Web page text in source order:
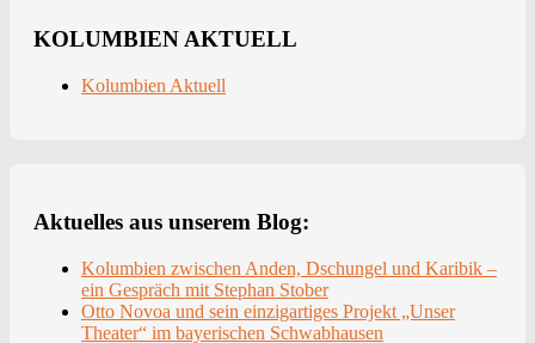
KOLUMBIEN AKTUELL
Kolumbien Aktuell
Aktuelles aus unserem Blog:
Kolumbien zwischen Anden, Dschungel und Karibik –
ein Gespräch mit Stephan Stober
Otto Novoa und sein einzigartiges Projekt „Unser
Theater“ im bayerischen Schwabhausen